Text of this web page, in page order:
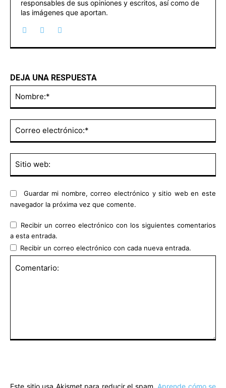
responsables de sus opiniones y escritos, así como de
las imágenes que aportan.
DEJA UNA RESPUESTA
Guardar mi nombre, correo electrónico y sitio web en este
navegador la próxima vez que comente.
Recibir un correo electrónico con los siguientes comentarios
a esta entrada.
Recibir un correo electrónico con cada nueva entrada.